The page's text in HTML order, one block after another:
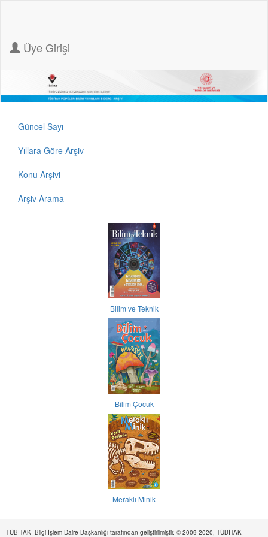
Üye Girişi
Güncel Sayı
Yıllara Göre Arşiv
Konu Arşivi
Arşiv Arama
Bilim ve Teknik
Bilim Çocuk
Meraklı Minik
TÜBİTAK- Bilgi İşlem Daire Başkanlığı tarafından geliştirilmiştir. © 2009-2020, TÜBİTAK